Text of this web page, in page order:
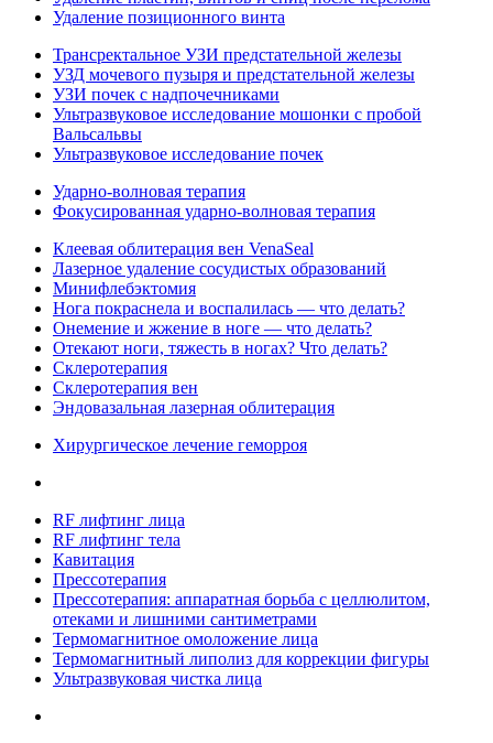
Удаление позиционного винта
Трансректальное УЗИ предстательной железы
УЗД мочевого пузыря и предстательной железы
УЗИ почек с надпочечниками
Ультразвуковое исследование мошонки с пробой
Вальсальвы
Ультразвуковое исследование почек
Ударно-волновая терапия
Фокусированная ударно-волновая терапия
Клеевая облитерация вен VenaSeal
Лазерное удаление сосудистых образований
Минифлебэктомия
Нога покраснела и воспалилась — что делать?
Онемение и жжение в ноге — что делать?
Отекают ноги, тяжесть в ногах? Что делать?
Склеротерапия
Склеротерапия вен
Эндовазальная лазерная облитерация
Хирургическое лечение геморроя
RF лифтинг лица
RF лифтинг тела
Кавитация
Прессотерапия
Прессотерапия: аппаратная борьба с целлюлитом,
отеками и лишними сантиметрами
Термомагнитное омоложение лица
Термомагнитный липолиз для коррекции фигуры
Ультразвуковая чистка лица